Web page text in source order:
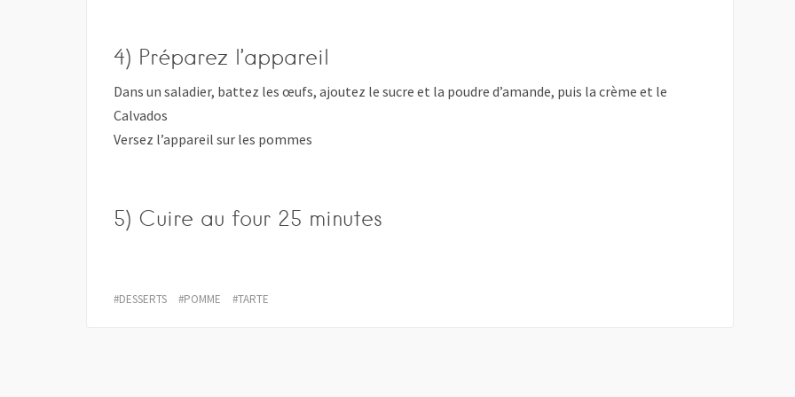
4) Préparez l’appareil
Dans un saladier, battez les œufs, ajoutez le sucre et la poudre d’amande, puis la crème et le
Calvados
Versez l’appareil sur les pommes
5) Cuire au four 25 minutes
DESSERTS POMME TARTE